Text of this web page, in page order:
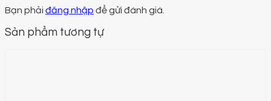
Bạn phải đăng nhập để gửi đánh giá.
Sản phẩm tương tự